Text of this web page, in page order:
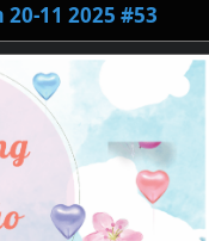
11 2025 #53